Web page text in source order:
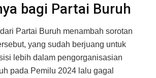
bagi Partai Buruh
Partai Buruh menambah sorotan
yang sudah berjuang untuk
lebih dalam pengorganisasian
pada Pemilu 2024 lalu gagal